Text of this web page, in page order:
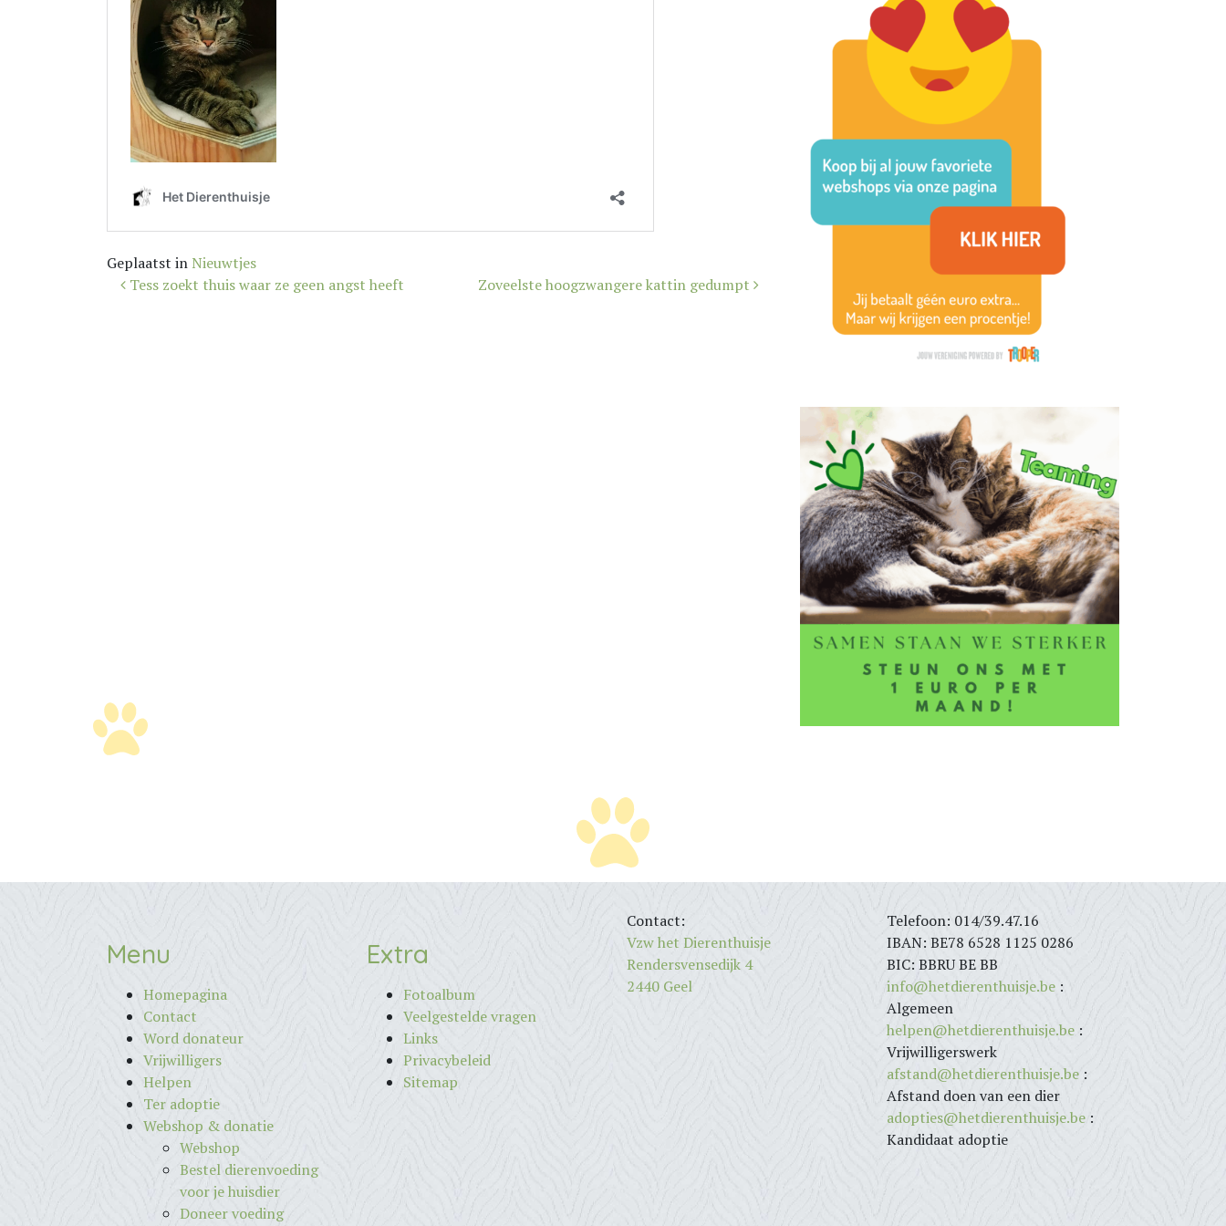
Geplaatst in Nieuwtjes
Bericht
Tess zoekt thuis waar ze geen angst heeft Zoveelste hoogzwangere kattin gedumpt
Menu
Homepagina
Contact
Word donateur
Vrijwilligers
Helpen
Ter adoptie
Webshop & donatie
Webshop
Bestel dierenvoeding
voor je huisdier
Doneer voeding
Extra
Fotoalbum
Veelgestelde vragen
Links
Privacybeleid
Sitemap
Contact:
Vzw het Dierenthuisje
Rendersvensedijk 4
2440 Geel
Telefoon: 014/39.47.16
IBAN: BE78 6528 1125 0286
BIC: BBRU BE BB
info@hetdierenthuisje.be :
Algemeen
helpen@hetdierenthuisje.be :
Vrijwilligerswerk
afstand@hetdierenthuisje.be :
Afstand doen van een dier
adopties@hetdierenthuisje.be :
Kandidaat adoptie